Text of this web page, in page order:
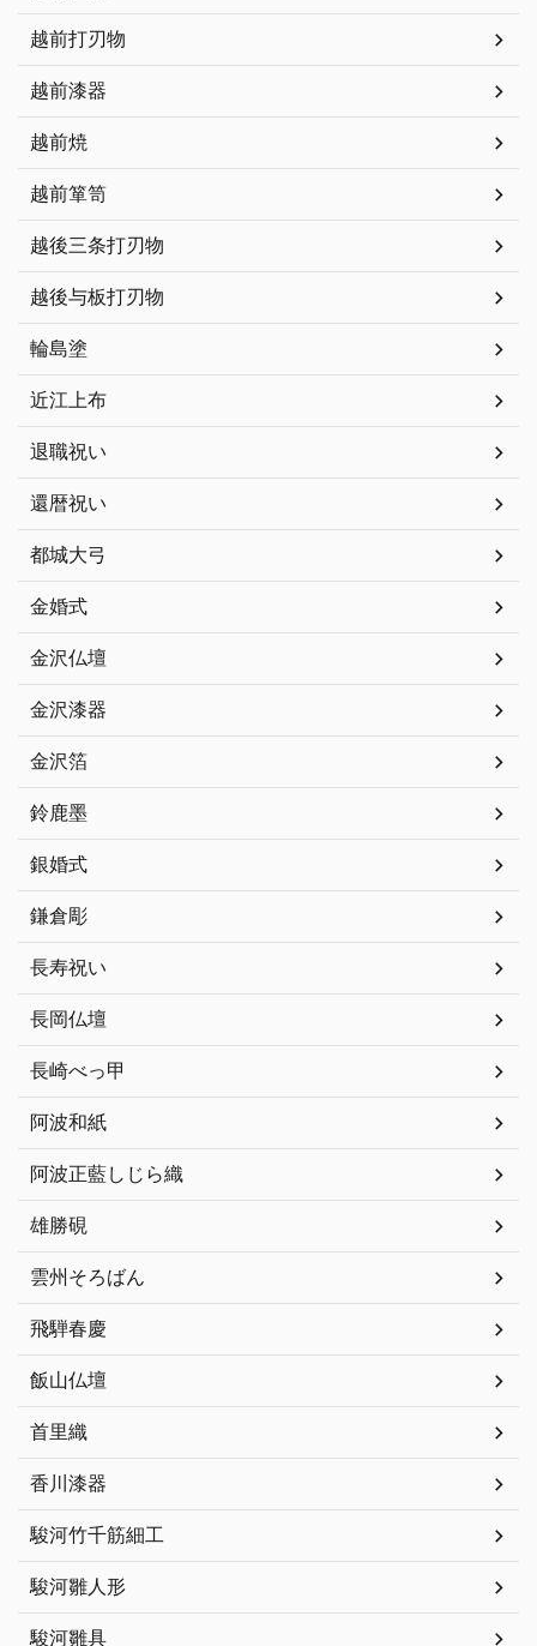
越前打刃物
越前漆器
越前焼
越前箪笥
越後三条打刃物
越後与板打刃物
輪島塗
近江上布
退職祝い
還暦祝い
都城大弓
金婚式
金沢仏壇
金沢漆器
金沢箔
鈴鹿墨
銀婚式
鎌倉彫
長寿祝い
長岡仏壇
長崎べっ甲
阿波和紙
阿波正藍しじら織
雄勝硯
雲州そろばん
飛騨春慶
飯山仏壇
首里織
香川漆器
駿河竹千筋細工
駿河雛人形
駿河雛具